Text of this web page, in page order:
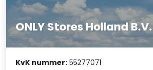
ONLY Stores Holland B.V.
KvK nummer: 55277071